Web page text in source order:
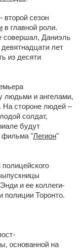
второй сезон
в главной роли.
совершал, Даниэль
лет
из десяти
людьми и ангелами,
На стороне людей –
солдат,
будут
фильма "Легион"
и ее коллеги-
полиции Торонто.
основанной на